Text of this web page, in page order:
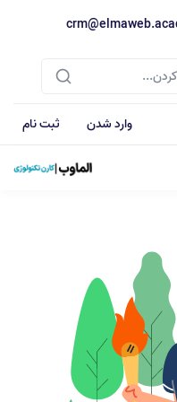
وارد شدن ثبت نام